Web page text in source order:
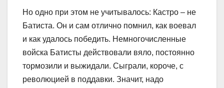
Но одно при этом не учитывалось: Кастро – не
Батиста. Он и сам отлично помнил, как воевал
и как удалось победить. Немногочисленные
войска Батисты действовали вяло, постоянно
тормозили и выжидали. Сыграли, короче, с
революцией в поддавки. Значит, надо